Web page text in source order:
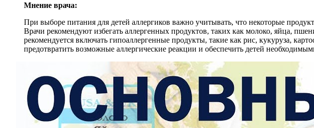
Мнение врача:
При выборе питания для детей аллергиков важно учитывать, что некоторые
Врачи рекомендуют избегать аллергенных продуктов, таких как молоко, яйца,
рекомендуется включать гипоаллергенные продукты, такие как рис, кукуруза,
предотвратить возможные аллергические реакции и обеспечить детей